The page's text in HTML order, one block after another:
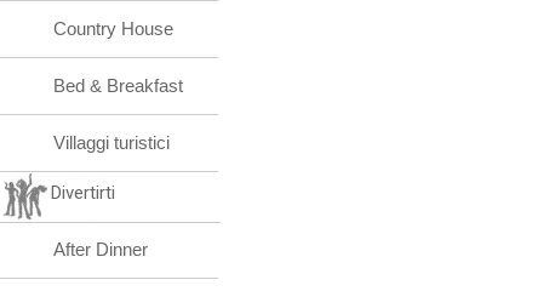
Country House
Bed & Breakfast
Villaggi turistici
Divertirti
After Dinner